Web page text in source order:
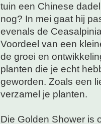
tuin een Chinese
nog? In mei gaat hij
evenals de
Voordeel van een
de groei en
planten die je echt
geworden. Zoals een
verzamel je planten.
Die Golden Shower is